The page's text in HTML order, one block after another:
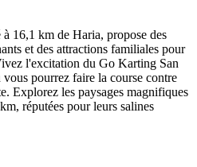
16,1 km de Haria, propose des
et des attractions familiales pour
l'excitation du Go Karting San
pourrez faire la course contre
Explorez les paysages magnifiques
réputées pour leurs salines